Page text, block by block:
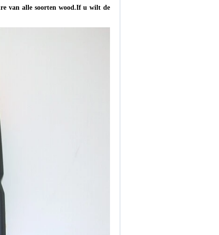
van alle soorten wood.If u wilt de